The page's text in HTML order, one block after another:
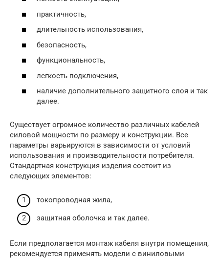
практичность,
длительность использования,
безопасность,
функциональность,
легкость подключения,
наличие дополнительного защитного слоя и так
далее.
Существует огромное количество различных кабелей
силовой мощности по размеру и конструкции. Все
параметры варьируются в зависимости от условий
использования и производительности потребителя.
Стандартная конструкция изделия состоит из
следующих элементов:
токопроводная жила,
защитная оболочка и так далее.
Если предполагается монтаж кабеля внутри помещения,
рекомендуется применять модели с виниловыми